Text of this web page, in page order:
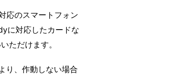
応のスマートフォン
に対応したカードな
ただけます。
り、作動しない場合